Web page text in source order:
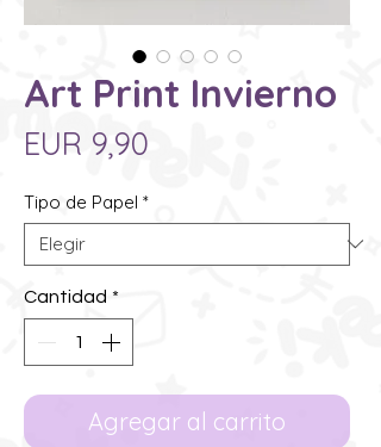
Art Print Invierno
EUR 9,90
Tipo de Papel *
Cantidad *
Agregar al carrito